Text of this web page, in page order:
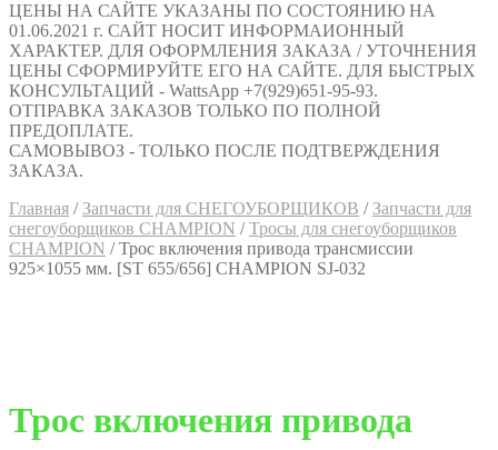
ЦЕНЫ НА САЙТЕ УКАЗАНЫ ПО СОСТОЯНИЮ НА
01.06.2021 г. САЙТ НОСИТ ИНФОРМАИОННЫЙ
ХАРАКТЕР. ДЛЯ ОФОРМЛЕНИЯ ЗАКАЗА / УТОЧНЕНИЯ
ЦЕНЫ СФОРМИРУЙТЕ ЕГО НА САЙТЕ. ДЛЯ БЫСТРЫХ
КОНСУЛЬТАЦИЙ - WattsApp +7(929)651-95-93.
ОТПРАВКА ЗАКАЗОВ ТОЛЬКО ПО ПОЛНОЙ
ПРЕДОПЛАТЕ.
САМОВЫВОЗ - ТОЛЬКО ПОСЛЕ ПОДТВЕРЖДЕНИЯ
ЗАКАЗА.
Главная / Запчасти для СНЕГОУБОРЩИКОВ / Запчасти для
снегоуборщиков CHAMPION /Тросы для снегоуборщиков
CHAMPION /Трос включения привода трансмиссии
925×1055 мм. [ST 655/656] CHAMPION SJ-032
Трос включения привода